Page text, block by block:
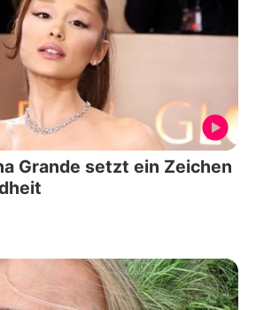
Grande setzt ein Zeichen